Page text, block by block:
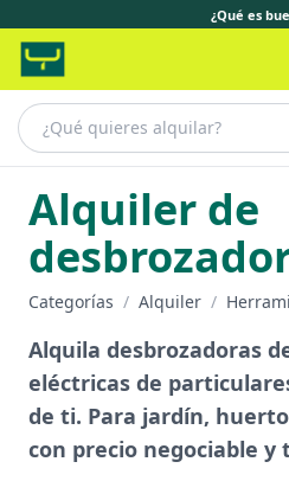
¿Qué es
Alquiler de
Categorías / Alquiler /
Alquila desbrozadoras
eléctricas de
de ti. Para jardín,
con precio negociable